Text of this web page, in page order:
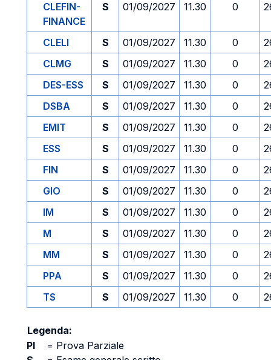
CLEFIN-
FINANCE
S 01/09/2027 11.30 0
CLELI S 01/09/2027 11.30 0
CLMG
S 01/09/2027 11.30 0
DES-ESS
S 01/09/2027 11.30 0
DSBA
S 01/09/2027 11.30 0
EMIT
S 01/09/2027 11.30 0
ESS
S 01/09/2027 11.30 0
FIN
S 01/09/2027 11.30 0
GIO
S 01/09/2027 11.30 0
IM
S 01/09/2027 11.30 0
M
S 01/09/2027 11.30 0
MM
S 01/09/2027 11.30 0
PPA
S 01/09/2027 11.30 0
TS
S 01/09/2027 11.30 0
Legenda:
PI
= Prova Parziale